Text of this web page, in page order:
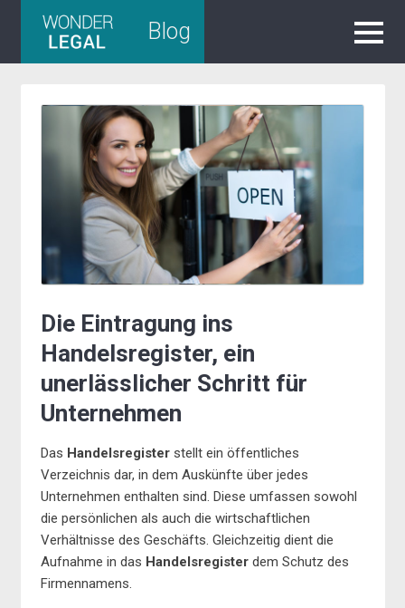
Blog
Die Eintragung ins
Handelsregister, ein
unerlässlicher Schritt für
Unternehmen
Das Handelsregister stellt ein öffentliches
Verzeichnis dar, in dem Auskünfte über jedes
Unternehmen enthalten sind. Diese umfassen sowohl
die persönlichen als auch die wirtschaftlichen
Verhältnisse des Geschäfts. Gleichzeitig dient die
Aufnahme in das Handelsregister dem Schutz des
Firmennamens.